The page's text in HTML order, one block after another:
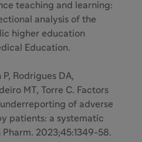
teaching and learning:
analysis of the
higher education
Education.
Rodrigues DA,
MT, Torre C. Factors
of adverse
patients: a systematic
Pharm. 2023;45:1349-58.